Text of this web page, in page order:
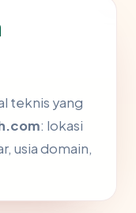
teknis yang
: lokasi
usia domain,